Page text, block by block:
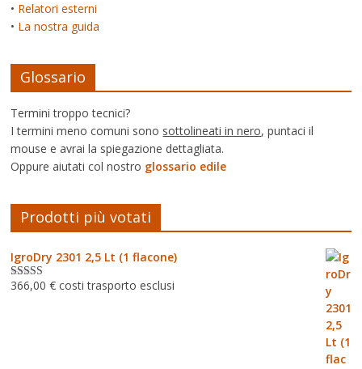
• Relatori esterni
• La nostra guida
Glossario
Termini troppo tecnici?
I termini meno comuni sono sottolineati in nero, puntaci il
mouse e avrai la spiegazione dettagliata.
Oppure aiutati col nostro glossario edile
Prodotti più votati
IgroDry 2301 2,5 Lt (1 flacone)
Valutato5.00
366,00€ costi trasporto esclusi